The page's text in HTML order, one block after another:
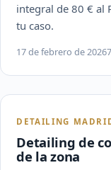
integral de 80 € al
tu caso.
17 de febrero de 2026
DETAILING
Detailing de
de la zona